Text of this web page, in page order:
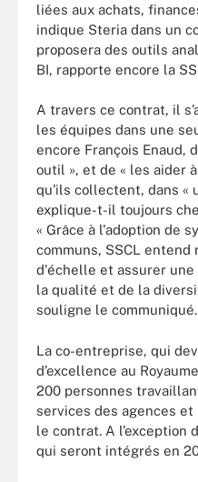
liées aux achats,
indique Steria dans un
proposera des outils
BI, rapporte encore la
A travers ce contrat, il
les équipes dans une
encore François Enaud,
outil », et de « les aider
qu’ils collectent, dans «
explique-t-il toujours
« Grâce à l'adoption de
communs, SSCL entend
d'échelle et assurer
la qualité et de la
souligne le communiqué.
La co-entreprise, qui
d’excellence au
200 personnes
services des agences
le contrat. A l’exception
qui seront intégrés en